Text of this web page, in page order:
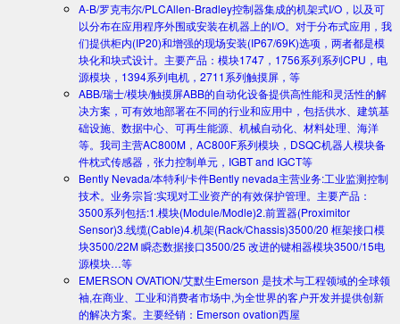
A-B/罗克韦尔/PLCAllen-Bradley控制器集成的机架式I/O，以及可
以分布在应用程序外围或安装在机器上的I/O。对于分布式应用，我
们提供柜内(IP20)和增强的现场安装(IP67/69K)选项，两者都是模
块化和块式设计。主要产品：模块1747，1756系列系列CPU，电
源模块，1394系列电机，2711系列触摸屏，等
ABB/瑞士/模块/触摸屏ABB的自动化设备提供高性能和灵活性的解
决方案，可有效地部署在不同的行业和应用中，包括供水、建筑基
础设施、数据中心、可再生能源、机械自动化、材料处理、海洋
等。我司主营AC800M，AC800F系列模块，DSQC机器人模块备
件枕式传感器，张力控制单元，IGBT and IGCT等
Bently Nevada/本特利/卡件Bently nevada主营业务:工业监测控制
技术。业务宗旨:实现对工业资产的有效保护管理。主要产品：
3500系列包括:1.模块(Module/Modle)2.前置器(Proximitor
Sensor)3.线缆(Cable)4.机架(Rack/Chassis)3500/20 框架接口模
块3500/22M 瞬态数据接口3500/25 改进的键相器模块3500/15电
源模块…等
EMERSON OVATION/艾默生Emerson 是技术与工程领域的全球领
袖,在商业、工业和消费者市场中,为全世界的客户开发并提供创新
的解决方案。主要经销：Emerson ovation西屋